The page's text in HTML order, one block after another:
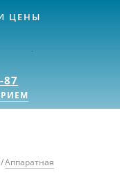
87
ЦЕНЫ
/Аппаратная